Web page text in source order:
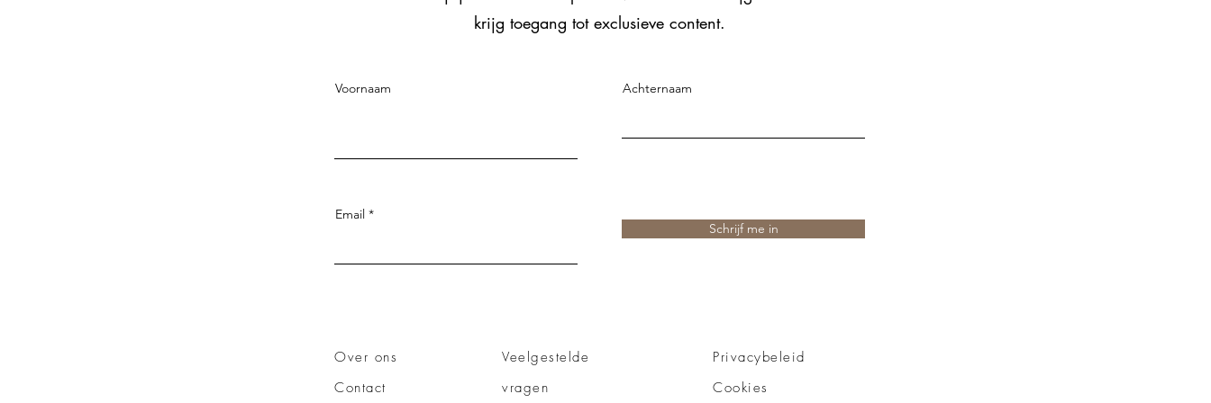
krijg toegang tot exclusieve content.
Voornaam Achternaam
Email
Schrijf me in
Over ons
Contact
Veelgestelde
vragen
Privacybeleid
Cookies